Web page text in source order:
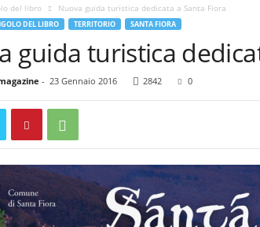
del libro Nuova guida turistica dedicata a Santa Fiora
DEL LIBRO TERRITORIO SANTA FIORA
guida turistica
- 23 Gennaio 2016 2842 0